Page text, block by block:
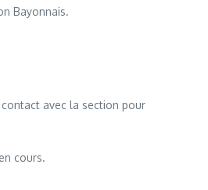
Bayonnais.
avec la section pour
cours.